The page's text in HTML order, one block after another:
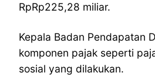
RpRp225,28 miliar.
Kepala Badan Pendapatan
komponen pajak seperti
sosial yang dilakukan.